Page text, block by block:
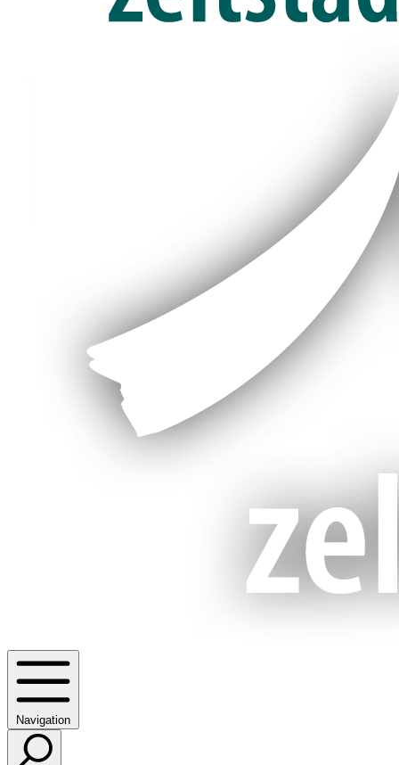
Navigation